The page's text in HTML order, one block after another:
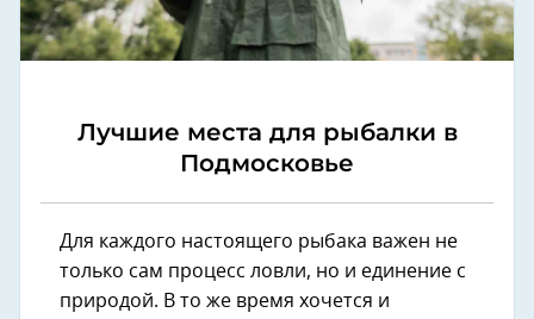
Лучшие места для рыбалки в
Подмосковье
Для каждого настоящего рыбака важен не
только сам процесс ловли, но и единение с
природой. В то же время хочется и